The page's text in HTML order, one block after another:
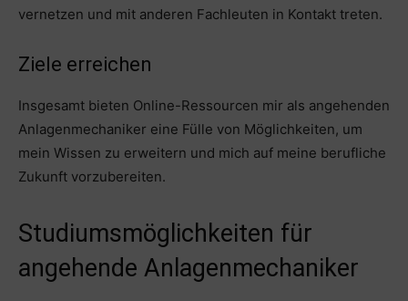
vernetzen und mit anderen Fachleuten in Kontakt treten.
Ziele erreichen
Insgesamt bieten Online-Ressourcen mir als angehenden
Anlagenmechaniker eine Fülle von Möglichkeiten, um
mein Wissen zu erweitern und mich auf meine berufliche
Zukunft vorzubereiten.
Studiumsmöglichkeiten für
angehende Anlagenmechaniker